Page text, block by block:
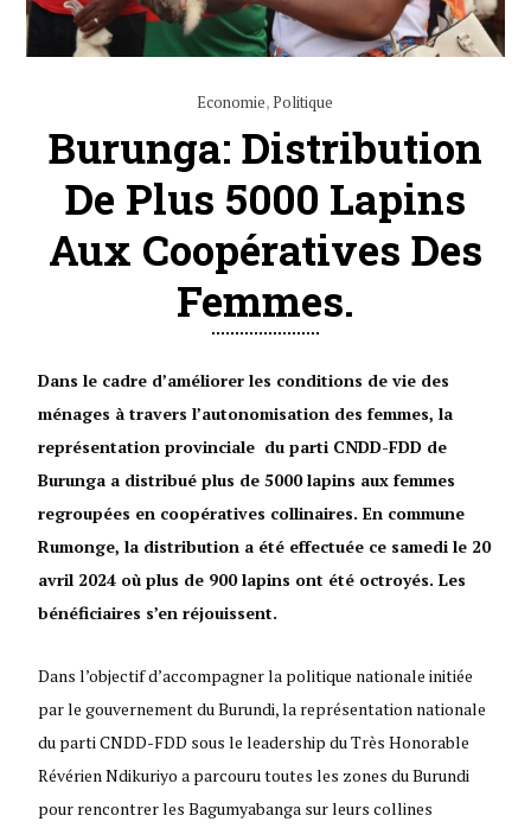
Economie,Politique
Burunga: Distribution
De Plus 5000 Lapins
Aux Coopératives Des
Femmes.
Dans le cadre d’améliorer les conditions de vie des
ménages à travers l’autonomisation des femmes, la
représentation provinciale du parti CNDD-FDD de
Burunga a distribué plus de 5000 lapins aux femmes
regroupées en coopératives collinaires. En commune
Rumonge, la distribution a été effectuée ce samedi le 20
avril 2024 où plus de 900 lapins ont été octroyés. Les
bénéficiaires s’en réjouissent.
Dans l’objectif d’accompagner la politique nationale initiée
par le gouvernement du Burundi, la représentation nationale
du parti CNDD-FDD sous le leadership du Très Honorable
Révérien Ndikuriyo a parcouru toutes les zones du Burundi
pour rencontrer les Bagumyabanga sur leurs collines